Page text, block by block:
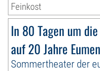
Feinkost
In 80 Tagen um
auf 20 Jahre
Sommertheater der